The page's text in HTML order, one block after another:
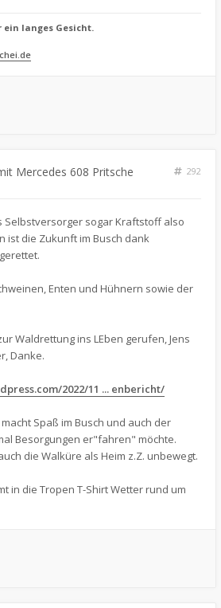
ein langes Gesicht.
Mercedes 608 Pritsche
292
Selbstversorger sogar Kraftstoff also
ist die Zukunft im Busch dank
Enten und Hühnern sowie der
Waldrettung ins LEben gerufen, Jens
Danke.
2022/11 ... enbericht/
Spaß im Busch und auch der
Besorgungen er"fahren" möchte.
die Walküre als Heim z.Z. unbewegt.
in die Tropen T-Shirt Wetter rund um